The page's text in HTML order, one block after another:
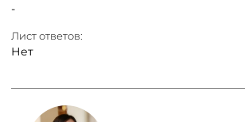
-
Лист ответов:
Нет